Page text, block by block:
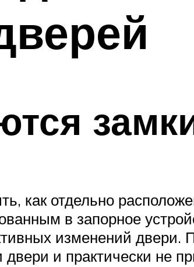
как отдельно
в запорное
изменений
и практически не